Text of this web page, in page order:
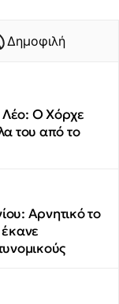
Δημοφιλή
Λέο: Ο Χόρχε
του από το
Αρνητικό το